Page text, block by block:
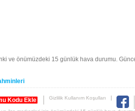
ve önümüzdeki 15 günlük hava durumu.
Kodu Ekle Gizlilik Kullanım Koşulları